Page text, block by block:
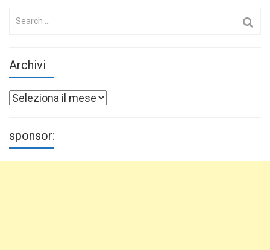
Search
Archivi
Archivi
sponsor: